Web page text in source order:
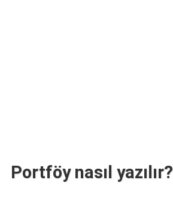
Portföy nasıl yazılır?